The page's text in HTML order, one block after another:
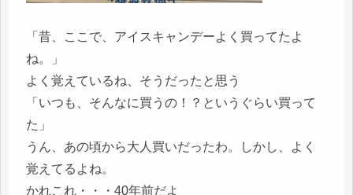
「昔、ここで、アイスキャンデーよく買ってたよ
ね。」
よく覚えているね、そうだったと思う
「いつも、そんなに買うの！？というぐらい買って
た」
うん、あの頃から大人買いだったわ。しかし、よく
覚えてるよね。
かれこれ・・・40年前だよ